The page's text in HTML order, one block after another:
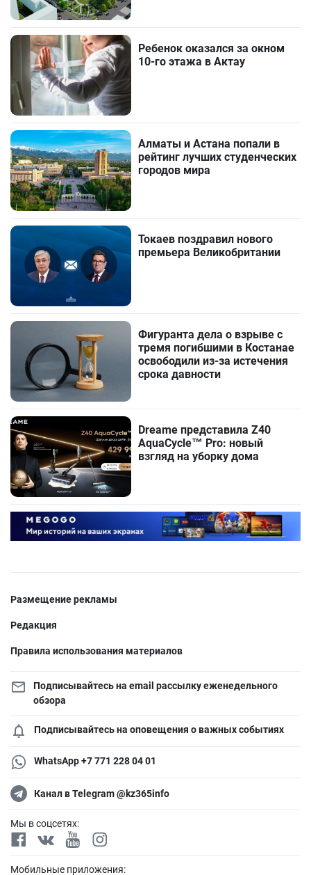
Ребенок оказался за окном
10-го этажа в Актау
Алматы и Астана попали в
рейтинг лучших студенческих
городов мира
Токаев поздравил нового
премьера Великобритании
Фигуранта дела о взрыве с
тремя погибшими в Костанае
освободили из-за истечения
срока давности
Dreame представила Z40
AquaCycle™ Pro: новый
взгляд на уборку дома
Размещение рекламы
Редакция
Правила использования материалов
Подписывайтесь на email рассылку еженедельного
обзора
Подписывайтесь на оповещения о важных событиях
WhatsApp +7 771 228 04 01
Канал в Telegram @kz365info
Мы в соцсетях:
Мобильные приложения: